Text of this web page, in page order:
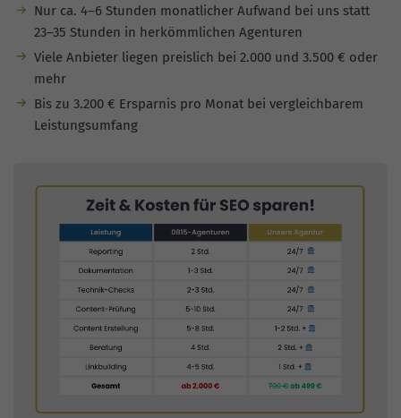
Nur ca. 4–6 Stunden monatlicher Aufwand bei uns statt
23–35 Stunden in herkömmlichen Agenturen
Viele Anbieter liegen preislich bei 2.000 und 3.500 € oder
mehr
Bis zu 3.200 € Ersparnis pro Monat bei vergleichbarem
Leistungsumfang